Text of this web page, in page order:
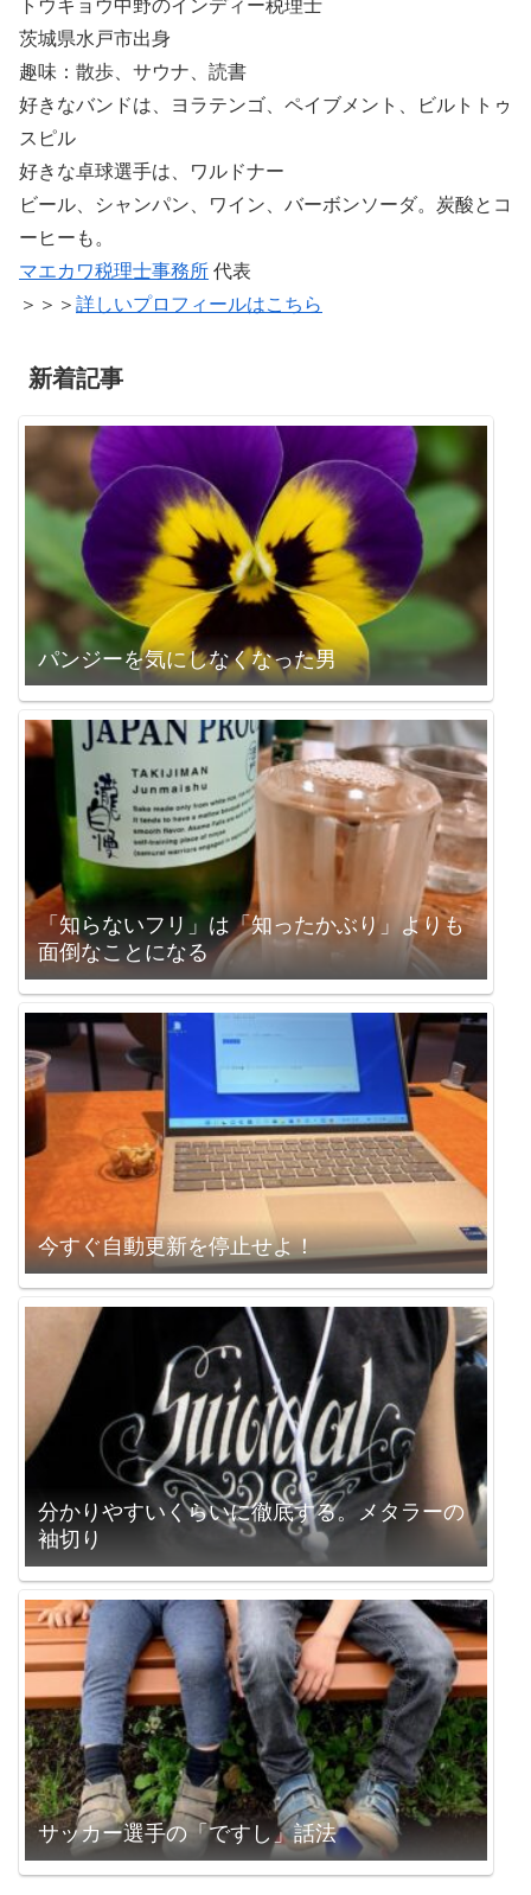
トウキョウ中野のインディー税理士
茨城県水戸市出身
趣味：散歩、サウナ、読書
好きなバンドは、ヨラテンゴ、ペイブメント、ビルトトゥ
スピル
好きな卓球選手は、ワルドナー
ビール、シャンパン、ワイン、バーボンソーダ。炭酸とコ
ーヒーも。
マエカワ税理士事務所 代表
＞＞＞ 詳しいプロフィールはこちら
新着記事
パンジーを気にしなくなった男
「知らないフリ」は「知ったかぶり」よりも
面倒なことになる
今すぐ自動更新を停止せよ！
分かりやすいくらいに徹底する。メタラーの
袖切り
サッカー選手の「ですし」話法